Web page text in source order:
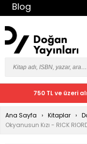
Blog
750 TL ve üzeri
Ana Sayfa Kitaplar
Okyanusun Kızı - RICK